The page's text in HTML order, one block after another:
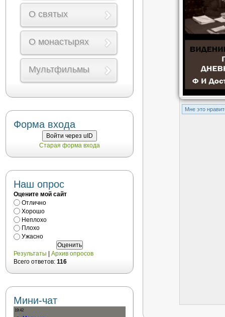
Mне это
О святых
О монастырях
Мультфильмы
Форма входа
Войти через uID
Старая форма входа
Наш опрос
Оцените мой сайт
Отлично
Хорошо
Неплохо
Плохо
Ужасно
Результаты
Архив опросов
Всего ответов: 116
Мини-чат